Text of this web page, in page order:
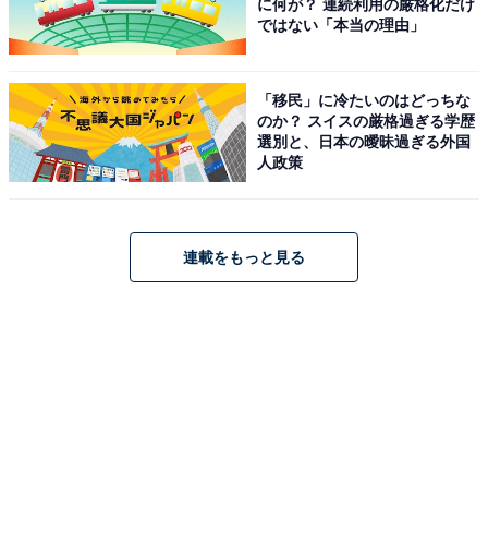
に何が？ 連続利用の厳格化だけ
ではない「本当の理由」
「移民」に冷たいのはどっちな
のか？ スイスの厳格過ぎる学歴
選別と、日本の曖昧過ぎる外国
人政策
連載をもっと見る